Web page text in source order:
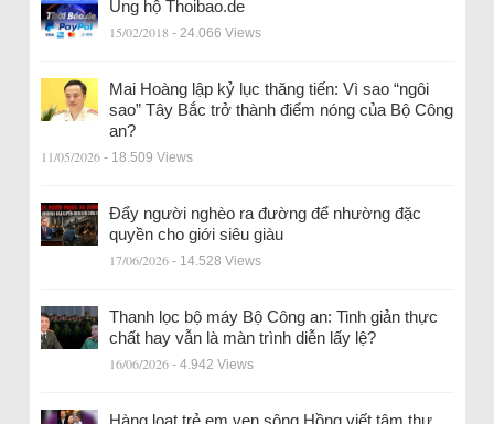
Ủng hộ Thoibao.de
15/02/2018 - 24.066 Views
Mai Hoàng lập kỷ lục thăng tiến: Vì sao “ngôi
sao” Tây Bắc trở thành điểm nóng của Bộ Công
an?
11/05/2026 - 18.509 Views
Đẩy người nghèo ra đường để nhường đặc
quyền cho giới siêu giàu
17/06/2026 - 14.528 Views
Thanh lọc bộ máy Bộ Công an: Tinh giản thực
chất hay vẫn là màn trình diễn lấy lệ?
16/06/2026 - 4.942 Views
Hàng loạt trẻ em ven sông Hồng viết tâm thư